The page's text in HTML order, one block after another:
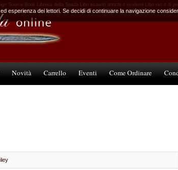
Source Book Libreria della Spada Libri esauriti antichi e moderni Libri rari e di
Novità Carrello Eventi Come Ordinare
esperienza dei lettori. Se decidi di continuare la navigazione